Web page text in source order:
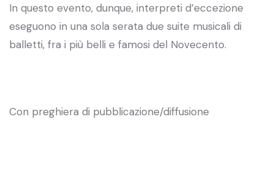
In questo evento, dunque, interpreti d’eccezione
eseguono in una sola serata due suite musicali di
balletti, fra i più belli e famosi del Novecento.
Con preghiera di pubblicazione/diffusione